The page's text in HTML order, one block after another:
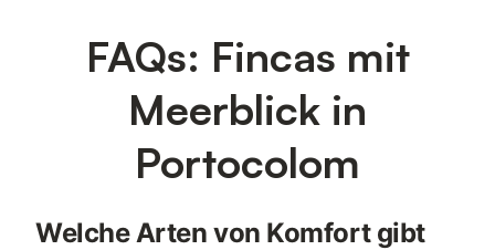
FAQs: Fincas mit
Meerblick in
Portocolom
Welche Arten von Komfort gibt